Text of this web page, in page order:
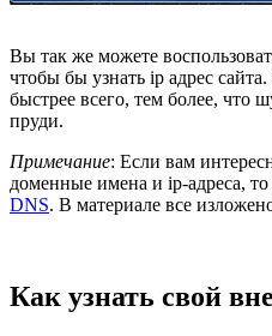
Вы так же можете
чтобы бы узнать ip адрес
быстрее всего, тем более, что
пруди.
Примечание: Если вам
доменные имена и ip-адреса, то
DNS. В материале все
Как узнать свой